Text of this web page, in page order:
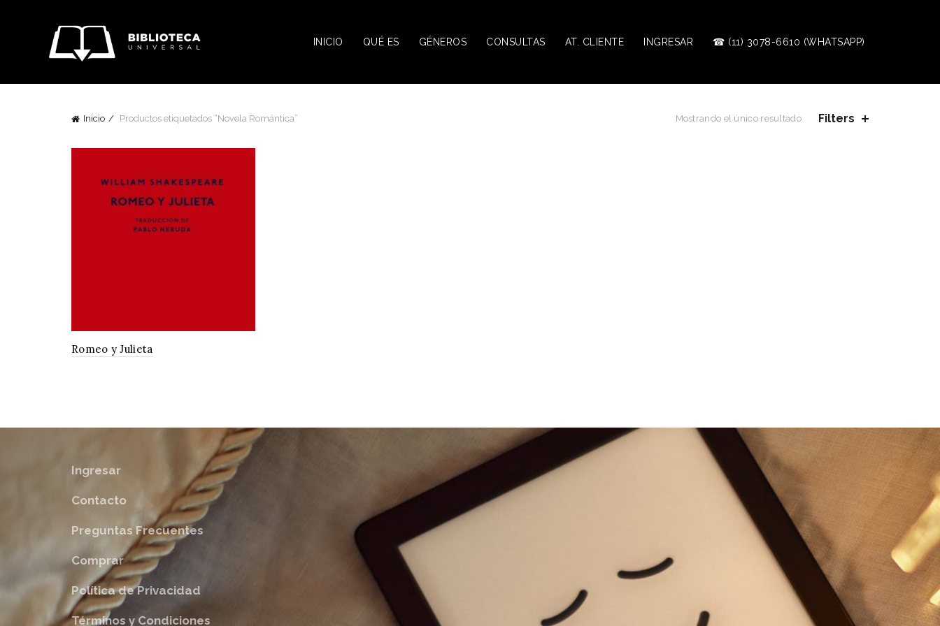
INICIO QUÉ ES GÉNEROS CONSULTAS AT. CLIENTE INGRESAR ☎ (11) 3078-6610 (WHATSAPP)
Inicio Productos etiquetados “Novela Romántica” Mostrando el único resultado Filters
Romeo y Julieta
Ingresar
Contacto
Preguntas Frecuentes
Comprar
Política de Privacidad
Términos y Condiciones